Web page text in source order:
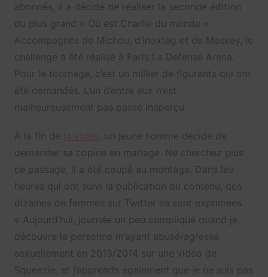
abonnés, il a décidé de réaliser la seconde édition
du plus grand « Où est Charlie du monde ».
Accompagnés de Michou, d’Inoxtag et de Maskey, le
challenge a été réalisé à Paris La Défense Arena.
Pour le tournage, c’est un millier de figurants qui ont
été demandés. L’un d’entre eux n’est
malheureusement pas passé inaperçu.
À la fin de
, un jeune homme décide de
demander sa copine en mariage. Ne cherchez plus
ce passage, il a été coupé au montage. Dans les
heures qui ont suivi la publication du contenu, des
dizaines de femmes sur Twitter se sont exprimées.
« Aujourd’hui, journée un peu compliqué quand je
découvre la personne m’ayant abusé/agressé
sexuellement en 2013/2014 sur une vidéo de
Squeezie, et j’apprends également que je ne suis pas